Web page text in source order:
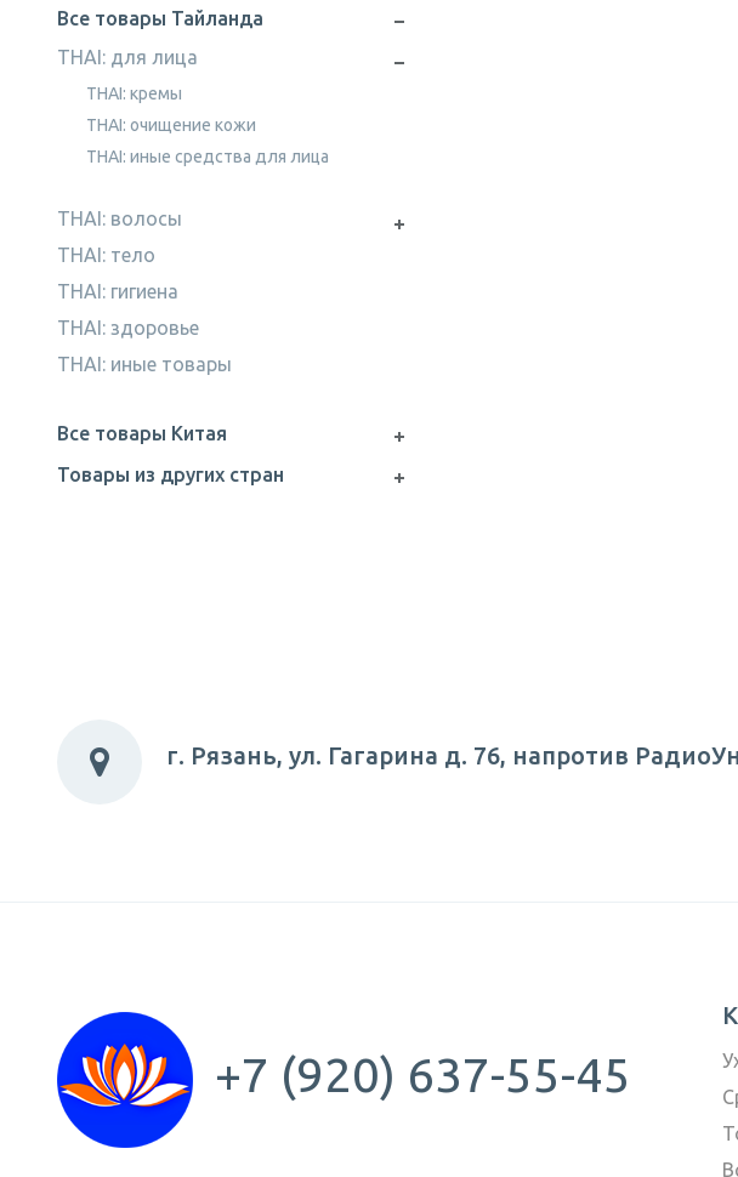
Все товары Тайланда
THAI: для лица
THAI: кремы
THAI: очищение кожи
THAI: иные средства для лица
THAI: волосы
THAI: тело
THAI: гигиена
THAI: здоровье
THAI: иные товары
Все товары Китая
Товары из других стран
г. Рязань, ул. Гагарина д. 76, напротив
+7 (920) 637-55-45